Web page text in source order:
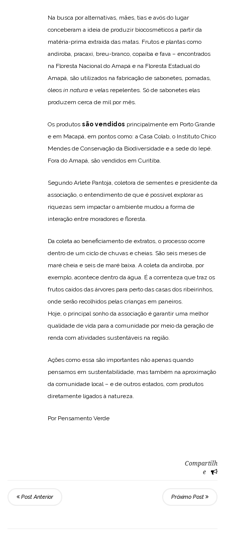
Na busca por alternativas, mães, tias e avós do lugar
conceberam a ideia de produzir biocosméticos a partir da
matéria-prima extraída das matas. Frutos e plantas como
andiroba, pracaxi, breu-branco, copaíba e fava – encontrados
na Floresta Nacional do Amapá e na Floresta Estadual do
Amapá, são utilizados na fabricação de sabonetes, pomadas,
óleos in natura e velas repelentes. Só de sabonetes elas
produzem cerca de mil por mês.
Os produtos são vendidos principalmente em Porto Grande
e em Macapá, em pontos como: a Casa Colab, o Instituto Chico
Mendes de Conservação da Biodiversidade e a sede do Iepé.
Fora do Amapá, são vendidos em Curitiba.
Segundo Arlete Pantoja, coletora de sementes e presidente da
associação, o entendimento de que é possível explorar as
riquezas sem impactar o ambiente mudou a forma de
interação entre moradores e floresta.
Da coleta ao beneficiamento de extratos, o processo ocorre
dentro de um ciclo de chuvas e cheias. São seis meses de
maré cheia e seis de maré baixa. A coleta da andiroba, por
exemplo, acontece dentro da água. É a correnteza que traz os
frutos caídos das árvores para perto das casas dos ribeirinhos,
onde serão recolhidos pelas crianças em paneiros.
Hoje, o principal sonho da associação é garantir uma melhor
qualidade de vida para a comunidade por meio da geração de
renda com atividades sustentáveis na região.
Ações como essa são importantes não apenas quando
pensamos em sustentabilidade, mas também na aproximação
da comunidade local – e de outros estados, com produtos
diretamente ligados à natureza.
Por Pensamento Verde
Compartilh
e
Post Anterior Próximo Post